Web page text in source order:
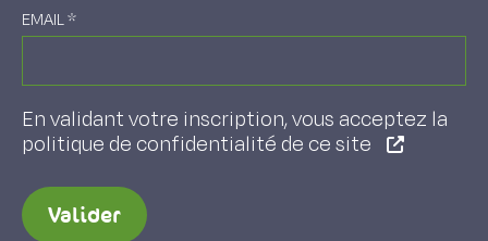
EMAIL*
En validant votre inscription, vous acceptez la
politique de confidentialité de ce site
Valider